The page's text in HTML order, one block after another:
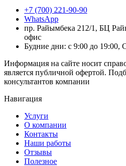
+7 (700) 221-90-90
WhatsApp
пр. Райымбека 212/1, БЦ
офис
Будние дни: с 9:00 до 19:00,
Информация на сайте носит
является публичной офертой.
консультантов компании
Навигация
Услуги
О компании
Контакты
Наши работы
Отзывы
Полезное